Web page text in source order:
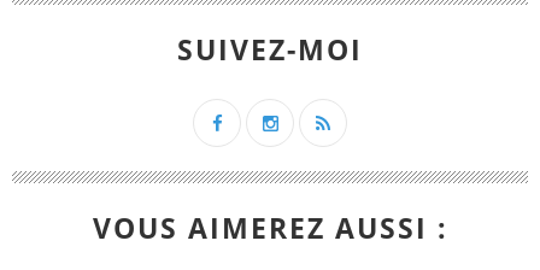
SUIVEZ-MOI
VOUS AIMEREZ AUSSI :